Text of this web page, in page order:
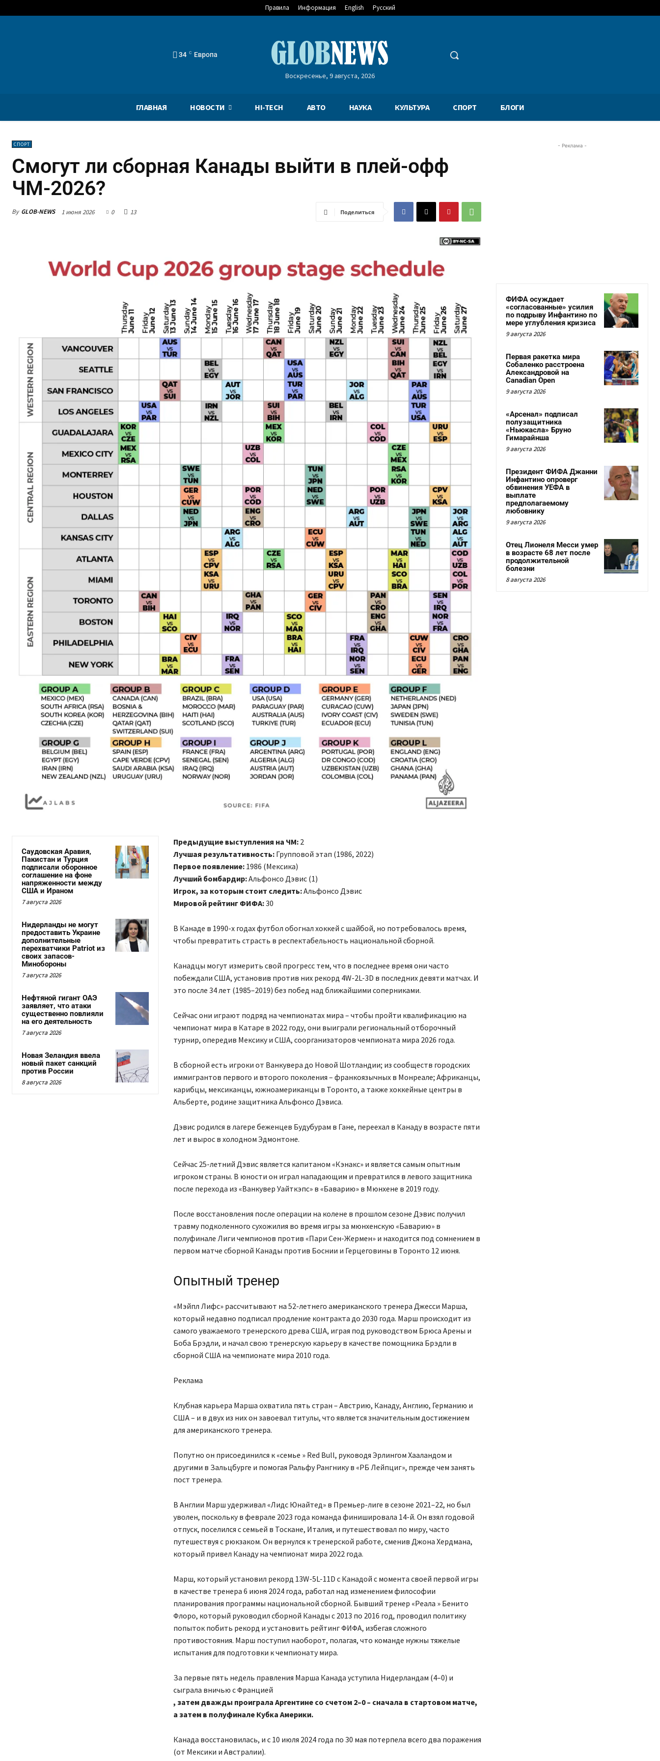
Правила Информация English Русский
34 C Европа
Воскресенье, 9 августа, 2026
ГЛАВНАЯ НОВОСТИ HI-TECH АВТО НАУКА КУЛЬТУРА СПОРТ БЛОГИ
СПОРТ
Смогут ли сборная Канады выйти в плей-офф
ЧМ-2026?
By GLOB-NEWS 1 июня 2026 0 13 Поделиться
Саудовская Аравия,
Пакистан и Турция
подписали оборонное
соглашение на фоне
напряженности между
США и Ираном
7 августа 2026
Нидерланды не могут
предоставить Украине
дополнительные
перехватчики Patriot из
своих запасов-
Минобороны
7 августа 2026
Нефтяной гигант ОАЭ
заявляет, что атаки
существенно повлияли
на его деятельность
7 августа 2026
Новая Зеландия ввела
новый пакет санкций
против России
8 августа 2026
Предыдущие выступления на ЧМ:2
Лучшая результативность:Групповой этап (1986, 2022)
Первое появление:1986 (Мексика)
Лучший бомбардир:Альфонсо Дэвис (1)
Игрок, за которым стоит следить:Альфонсо Дэвис
Мировой рейтинг ФИФА:30
В Канаде в 1990-х годах футбол обогнал хоккей с шайбой, но потребовалось время,
чтобы превратить страсть в респектабельность национальной сборной.
Канадцы могут измерить свой прогресс тем, что в последнее время они часто
побеждали США, установив против них рекорд 4W-2L-3D в последних девяти матчах. И
это после 34 лет (1985–2019) без побед над ближайшими соперниками.
Сейчас они играют подряд на чемпионатах мира – чтобы пройти квалификацию на
чемпионат мира в Катаре в 2022 году, они выиграли региональный отборочный
турнир, опередив Мексику и США, соорганизаторов чемпионата мира 2026 года.
В сборной есть игроки от Ванкувера до Новой Шотландии; из сообществ городских
иммигрантов первого и второго поколения – франкоязычных в Монреале; Африканцы,
карибцы, мексиканцы, южноамериканцы в Торонто, а также хоккейные центры в
Альберте, родине защитника Альфонсо Дэвиса.
Дэвис родился в лагере беженцев Будубурам в Гане, переехал в Канаду в возрасте пяти
лет и вырос в холодном Эдмонтоне.
Сейчас 25-летний Дэвис является капитаном «Кэнакс» и является самым опытным
игроком страны. В юности он играл нападающим и превратился в левого защитника
после перехода из «Ванкувер Уайткэпс» в «Баварию» в Мюнхене в 2019 году.
После восстановления после операции на колене в прошлом сезоне Дэвис получил
травму подколенного сухожилия во время игры за мюнхенскую «Баварию» в
полуфинале Лиги чемпионов против «Пари Сен-Жермен» и находится под сомнением в
первом матче сборной Канады против Боснии и Герцеговины в Торонто 12 июня.
Опытный тренер
«Мэйпл Лифс» рассчитывают на 52-летнего американского тренера Джесси Марша,
который недавно подписал продление контракта до 2030 года. Марш происходит из
самого уважаемого тренерского древа США, играя под руководством Брюса Арены и
Боба Брэдли, и начал свою тренерскую карьеру в качестве помощника Брэдли в
сборной США на чемпионате мира 2010 года.
Реклама
Клубная карьера Марша охватила пять стран – Австрию, Канаду, Англию, Германию и
США – и в двух из них он завоевал титулы, что является значительным достижением
для американского тренера.
Попутно он присоединился к «семье » Red Bull, руководя Эрлингом Хааландом и
другими в Зальцбурге и помогая Ральфу Рангнику в «РБ Лейпциг», прежде чем занять
пост тренера.
В Англии Марш удерживал «Лидс Юнайтед» в Премьер-лиге в сезоне 2021–22, но был
уволен, поскольку в феврале 2023 года команда финишировала 14-й. Он взял годовой
отпуск, поселился с семьей в Тоскане, Италия, и путешествовал по миру, часто
путешествуя с рюкзаком. Он вернулся к тренерской работе, сменив Джона Хердмана,
который привел Канаду на чемпионат мира 2022 года.
Марш, который установил рекорд 13W-5L-11D с Канадой с момента своей первой игры
в качестве тренера 6 июня 2024 года, работал над изменением философии
планирования программы национальной сборной. Бывший тренер «Реала » Бенито
Флоро, который руководил сборной Канады с 2013 по 2016 год, проводил политику
попыток побить рекорд и установить рейтинг ФИФА, избегая сложного
противостояния. Марш поступил наоборот, полагая, что команде нужны тяжелые
испытания для подготовки к чемпионату мира.
За первые пять недель правления Марша Канада уступила Нидерландам (4–0) и
сыграла вничью с Францией
, затем дважды проиграла Аргентине со счетом 2–0 – сначала в стартовом матче,
а затем в полуфинале Кубка Америки.
Канада восстановилась, и с 10 июля 2024 года по 30 мая потерпела всего два поражения
(от Мексики и Австралии).
- Реклама -
ФИФА осуждает
«согласованные» усилия
по подрыву Инфантино по
мере углубления кризиса
9 августа 2026
Первая ракетка мира
Собаленко расстроена
Александровой на
Canadian Open
9 августа 2026
«Арсенал» подписал
полузащитника
«Ньюкасла» Бруно
Гимарайнша
9 августа 2026
Президент ФИФА Джанни
Инфантино опроверг
обвинения УЕФА в
выплате
предполагаемому
любовнику
9 августа 2026
Отец Лионеля Месси умер
в возрасте 68 лет после
продолжительной
болезни
8 августа 2026